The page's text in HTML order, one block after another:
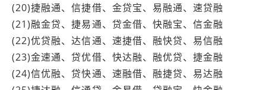
(20)捷融通、信捷借、金贷宝、易融通、速贷融
(21)融金贷、捷易通、贷金借、快融宝、信金融
(22)优贷融、达信通、速捷借、融快贷、易信融
(23)金速通、贷优借、快达融、融优贷、捷金融
(24)信优融、贷快通、速融借、融捷贷、易达融